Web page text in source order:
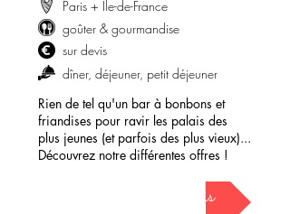
Paris + Île-de-France
goûter & gourmandise
sur devis
dîner, déjeuner, petit déjeuner
Rien de tel qu'un bar à bonbons et
friandises pour ravir les palais des
plus jeunes (et parfois des plus vieux)...
Découvrez notre différentes offres !
demander mon devis